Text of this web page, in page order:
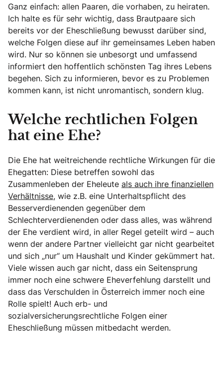
Ganz einfach: allen Paaren, die vorhaben, zu heiraten.
Ich halte es für sehr wichtig, dass Brautpaare sich
bereits vor der Eheschließung bewusst darüber sind,
welche Folgen diese auf ihr gemeinsames Leben haben
wird. Nur so können sie unbesorgt und umfassend
informiert den hoffentlich schönsten Tag ihres Lebens
begehen. Sich zu informieren, bevor es zu Problemen
kommen kann, ist nicht unromantisch, sondern klug.
Welche rechtlichen Folgen
hat eine Ehe?
Die Ehe hat weitreichende rechtliche Wirkungen für die
Ehegatten: Diese betreffen sowohl das
Zusammenleben der Eheleute als auch ihre finanziellen
Verhältnisse, wie z.B. eine Unterhaltspflicht des
Besserverdienenden gegenüber dem
Schlechterverdienenden oder dass alles, was während
der Ehe verdient wird, in aller Regel geteilt wird – auch
wenn der andere Partner vielleicht gar nicht gearbeitet
und sich „nur“ um Haushalt und Kinder gekümmert hat.
Viele wissen auch gar nicht, dass ein Seitensprung
immer noch eine schwere Eheverfehlung darstellt und
dass das Verschulden in Österreich immer noch eine
Rolle spielt! Auch erb- und
sozialversicherungsrechtliche Folgen einer
Eheschließung müssen mitbedacht werden.